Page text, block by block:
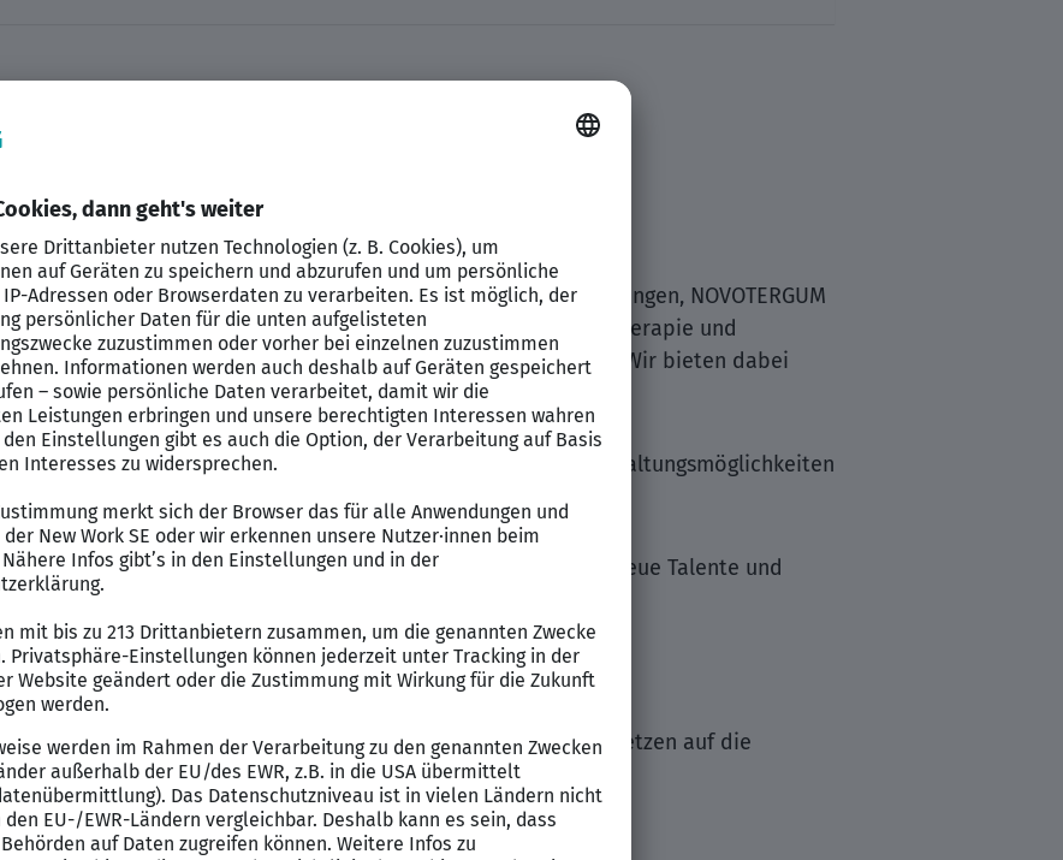
Mission:
geben, der ihr im Gesundheitswesen zusteht.
Therapie. Menschen leiden unter Schmerzen oder Einschränkungen, NOVOTERGUM
nachhaltig verbessern. Von der Physiotherapie über Ergotherapie und
sind wir vor Ort und digital mit den Menschen in Verbindung. Wir bieten dabei
Therapiekonzepte.
er einfach nur er selbst sein kann! Wir bieten individuelle Entfaltungsmöglichkeiten
erweitern wir unser Team kontinuierlich, schaffen Raum für neue Talente und
Wertschätzung geprägt. Wir begrüßen Vielfalt und setzen auf die
im Team.